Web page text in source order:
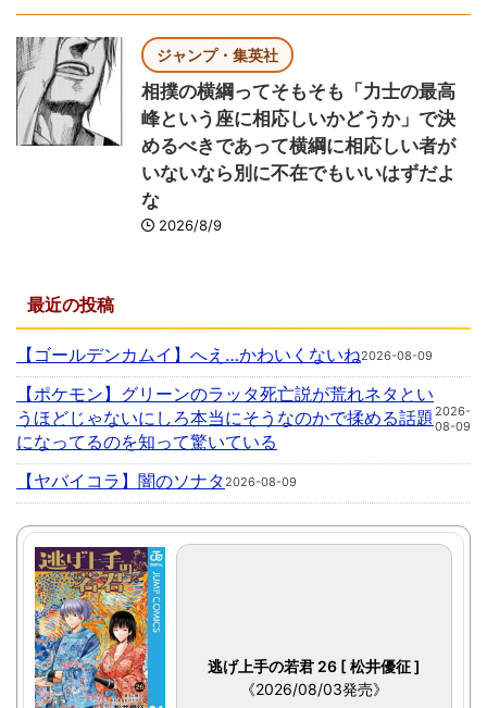
ジャンプ・集英社
相撲の横綱ってそもそも「力士の最高
峰という座に相応しいかどうか」で決
めるべきであって横綱に相応しい者が
いないなら別に不在でもいいはずだよ
な
2026/8/9
最近の投稿
【ゴールデンカムイ】へえ…かわいくないね2026-08-09
【ポケモン】グリーンのラッタ死亡説が荒れネタとい
うほどじゃないにしろ本当にそうなのかで揉める話題
になってるのを知って驚いている
2026-
08-09
【ヤバイコラ】闇のソナタ2026-08-09
逃げ上手の若君 26 [ 松井優征 ]
《2026/08/03発売》